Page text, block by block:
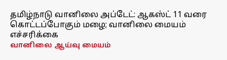
தமிழ்நாடு வானிலை அப்டேட்: ஆகஸ்ட் 11 வரை
கொட்டப்போகும் மழை; வானிலை மையம்
எச்சரிக்கை
வானிலை ஆய்வு மையம்